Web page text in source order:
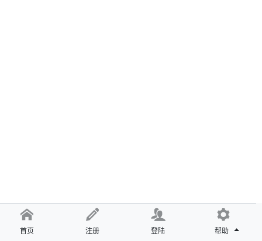
首页 注册 登陆 帮助